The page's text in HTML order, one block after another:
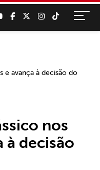
nos
à decisão